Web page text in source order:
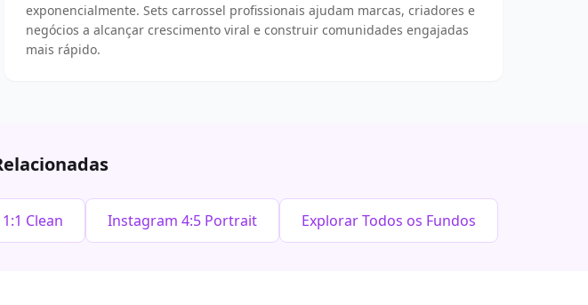
exponencialmente. Sets carrossel profissionais ajudam marcas, criadores e
negócios a alcançar crescimento viral e construir comunidades engajadas
mais rápido.
Clean Instagram 4:5 Portrait Explorar Todos os Fundos